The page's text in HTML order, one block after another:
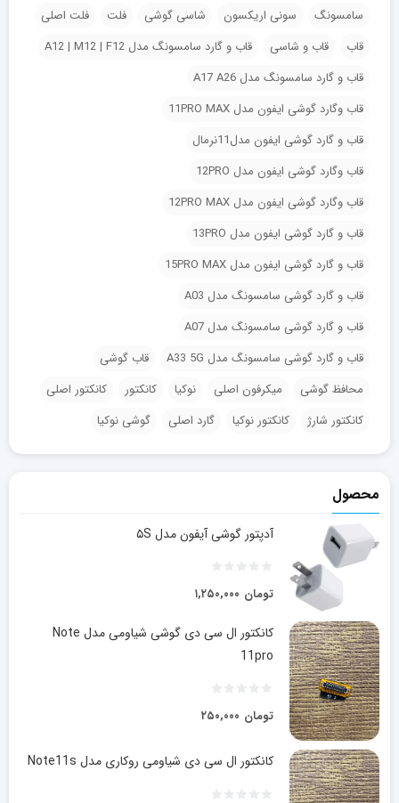
سامسونگ
سونی اریکسون شاسی گوشی فلت
فلت اصلی
قاب
قاب و شاسی
قاب و گارد سامسونگ مدل A12 | M12 | F12
قاب و گارد سامسونگ مدل A17 A26
قاب وگارد گوشی ایفون مدل 11PRO MAX
قاب و گارد گوشی ایفون مدل11نرمال
قاب وگارد گوشی ایفون مدل 12PRO
قاب وگارد گوشی ایفون مدل 12PRO MAX
قاب و گارد گوشی ایفون مدل 13PRO
قاب و گارد گوشی ایفون مدل 15PRO MAX
قاب و گارد گوشی سامسونگ مدل A03
قاب و گارد گوشی سامسونگ مدل A07
قاب و گارد گوشی سامسونگ مدل A33 5G
قاب گوشی
محافظ گوشی
میکرفون اصلی نوکیا کانکتور
کانکتور اصلی
کانکتور شارژ
کانکتور نوکیا گارد اصلی گوشی نوکیا
محصول
آدپتور گوشی آیفون مدل ۵S
۱,۲۵۰,۰۰۰ تومان
کانکتور ال سی دی گوشی شیاومی مدل Note
11pro
۲۵۰,۰۰۰ تومان
کانکتور ال سی دی شیاومی روکاری مدل Note11s